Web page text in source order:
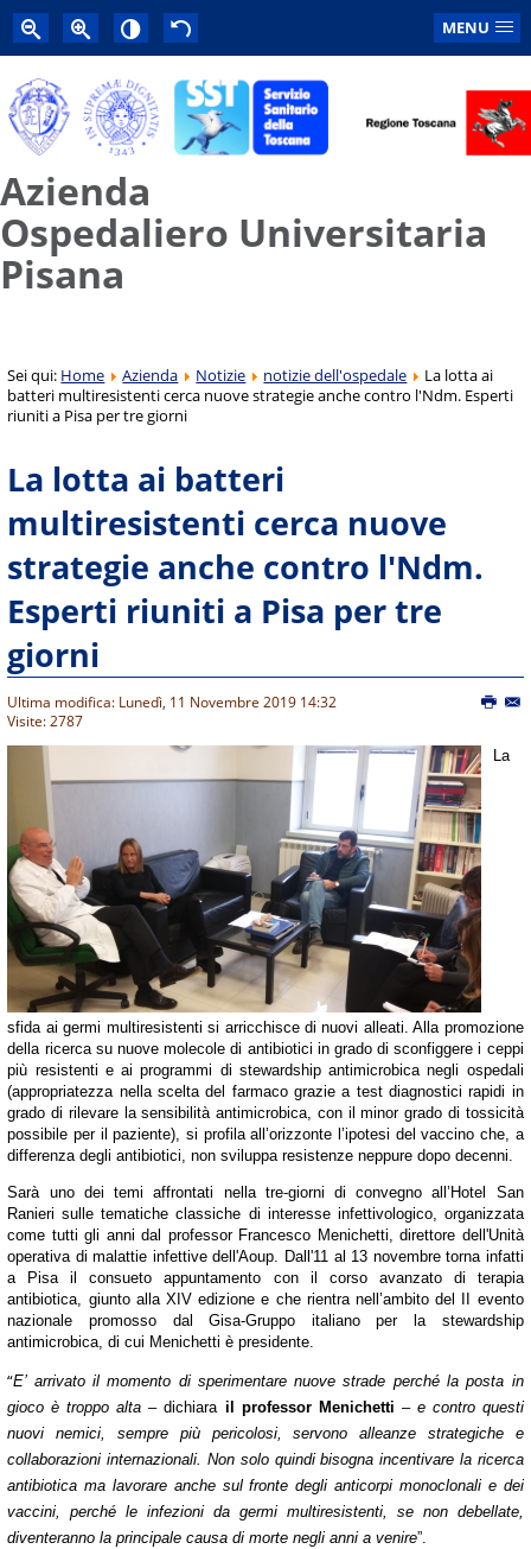
MENU
Azienda
Ospedaliero Universitaria
Pisana
Sei qui: Home Azienda Notizie notizie dell'ospedale
La lotta ai
batteri multiresistenti cerca nuove strategie anche contro l'Ndm. Esperti
riuniti a Pisa per tre giorni
La lotta ai batteri
multiresistenti cerca nuove
strategie anche contro l'Ndm.
Esperti riuniti a Pisa per tre
giorni
Ultima modifica: Lunedì, 11 Novembre 2019 14:32
Visite: 2787
La
sfida ai germi multiresistenti si arricchisce di nuovi alleati. Alla promozione
della ricerca su nuove molecole di antibiotici in grado di sconfiggere i ceppi
più resistenti e ai programmi di stewardship antimicrobica negli ospedali
(appropriatezza nella scelta del farmaco grazie a test diagnostici rapidi in
grado di rilevare la sensibilità antimicrobica, con il minor grado di tossicità
possibile per il paziente), si profila all’orizzonte l’ipotesi del vaccino che, a
differenza degli antibiotici, non sviluppa resistenze neppure dopo decenni.
Sarà uno dei temi affrontati nella tre-giorni di convegno all’Hotel San
Ranieri sulle tematiche classiche di interesse infettivologico, organizzata
come tutti gli anni dal professor Francesco Menichetti, direttore dell'Unità
operativa di malattie infettive dell'Aoup. Dall'11 al 13 novembre torna infatti
a Pisa il consueto appuntamento con il corso avanzato di terapia
antibiotica, giunto alla XIV edizione e che rientra nell’ambito del II evento
nazionale promosso dal Gisa-Gruppo italiano per la stewardship
antimicrobica, di cui Menichetti è presidente.
“E’ arrivato il momento di sperimentare nuove strade perché la posta in
gioco è troppo alta – dichiara il professor Menichetti – e contro questi
nuovi nemici, sempre più pericolosi, servono alleanze strategiche e
collaborazioni internazionali. Non solo quindi bisogna incentivare la ricerca
antibiotica ma lavorare anche sul fronte degli anticorpi monoclonali e dei
vaccini, perché le infezioni da germi multiresistenti, se non debellate,
diventeranno la principale causa di morte negli anni a venire”.